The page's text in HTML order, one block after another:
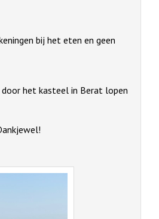
bij het eten en geen
door het kasteel in Berat lopen